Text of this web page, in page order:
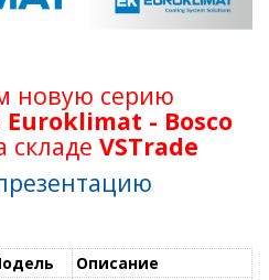
новую серию
Euroklimat - Bosco
складе VSTrade
Описание